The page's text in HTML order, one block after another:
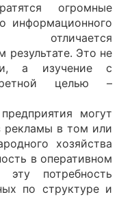
огромные
информационного
результате. Это не
а изучение с
целью –
могут
рекламы в том или
хозяйства
в оперативном
потребность
по структуре и